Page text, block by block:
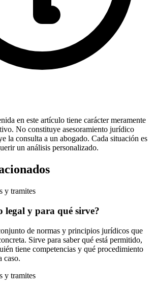
en este artículo tiene carácter meramente
No constituye asesoramiento jurídico
la consulta a un abogado. Cada situación es
un análisis personalizado.
y tramites
legal y para qué sirve?
de normas y principios jurídicos que
Sirve para saber qué está permitido,
tiene competencias y qué procedimiento
caso.
y tramites